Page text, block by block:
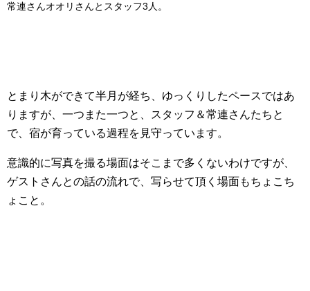
常連さんオオリさんとスタッフ3人。
とまり木ができて半月が経ち、ゆっくりしたペースではあ
りますが、一つまた一つと、スタッフ＆常連さんたちと
で、宿が育っている過程を見守っています。
意識的に写真を撮る場面はそこまで多くないわけですが、
ゲストさんとの話の流れで、写らせて頂く場面もちょこち
ょこと。